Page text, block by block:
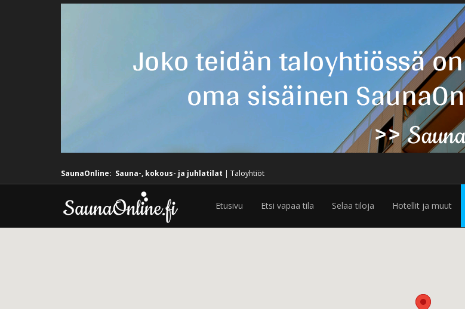
SaunaOnline: Sauna-, kokous- ja juhlatilat | Taloyhtiöt
Etusivu Etsi vapaa tila Selaa tiloja Hotellit ja muut